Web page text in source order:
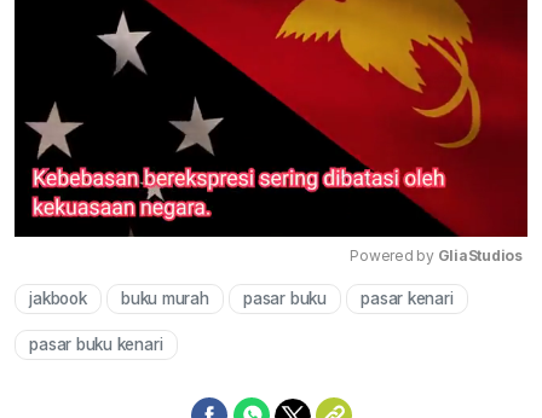
Mute
Powered by GliaStudios
jakbook buku murah pasar buku pasar kenari
pasar buku kenari